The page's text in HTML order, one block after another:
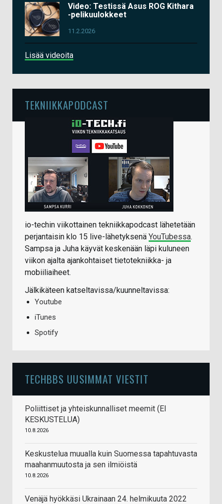
Video: Testissä Asus ROG Kithara
-pelikuulokkeet
11.2.2026
Lisää videoita
TEKNIIKKAPODCAST
io-techin viikottainen tekniikkapodcast lähetetään
perjantaisin klo 15 live-lähetyksenä YouTubessa.
Sampsa ja Juha käyvät keskenään läpi kuluneen
viikon ajalta ajankohtaiset tietotekniikka- ja
mobiiliaiheet.
Jälkikäteen katseltavissa/kuunneltavissa:
Youtube
iTunes
Spotify
TECHBBS UUSIMMAT VIESTIT
Poliittiset ja yhteiskunnalliset meemit (EI
KESKUSTELUA)
10.8.2026
Keskustelua muualla kuin Suomessa tapahtuvasta
maahanmuutosta ja sen ilmiöistä
10.8.2026
Venäjä hyökkäsi Ukrainaan 24. helmikuuta 2022